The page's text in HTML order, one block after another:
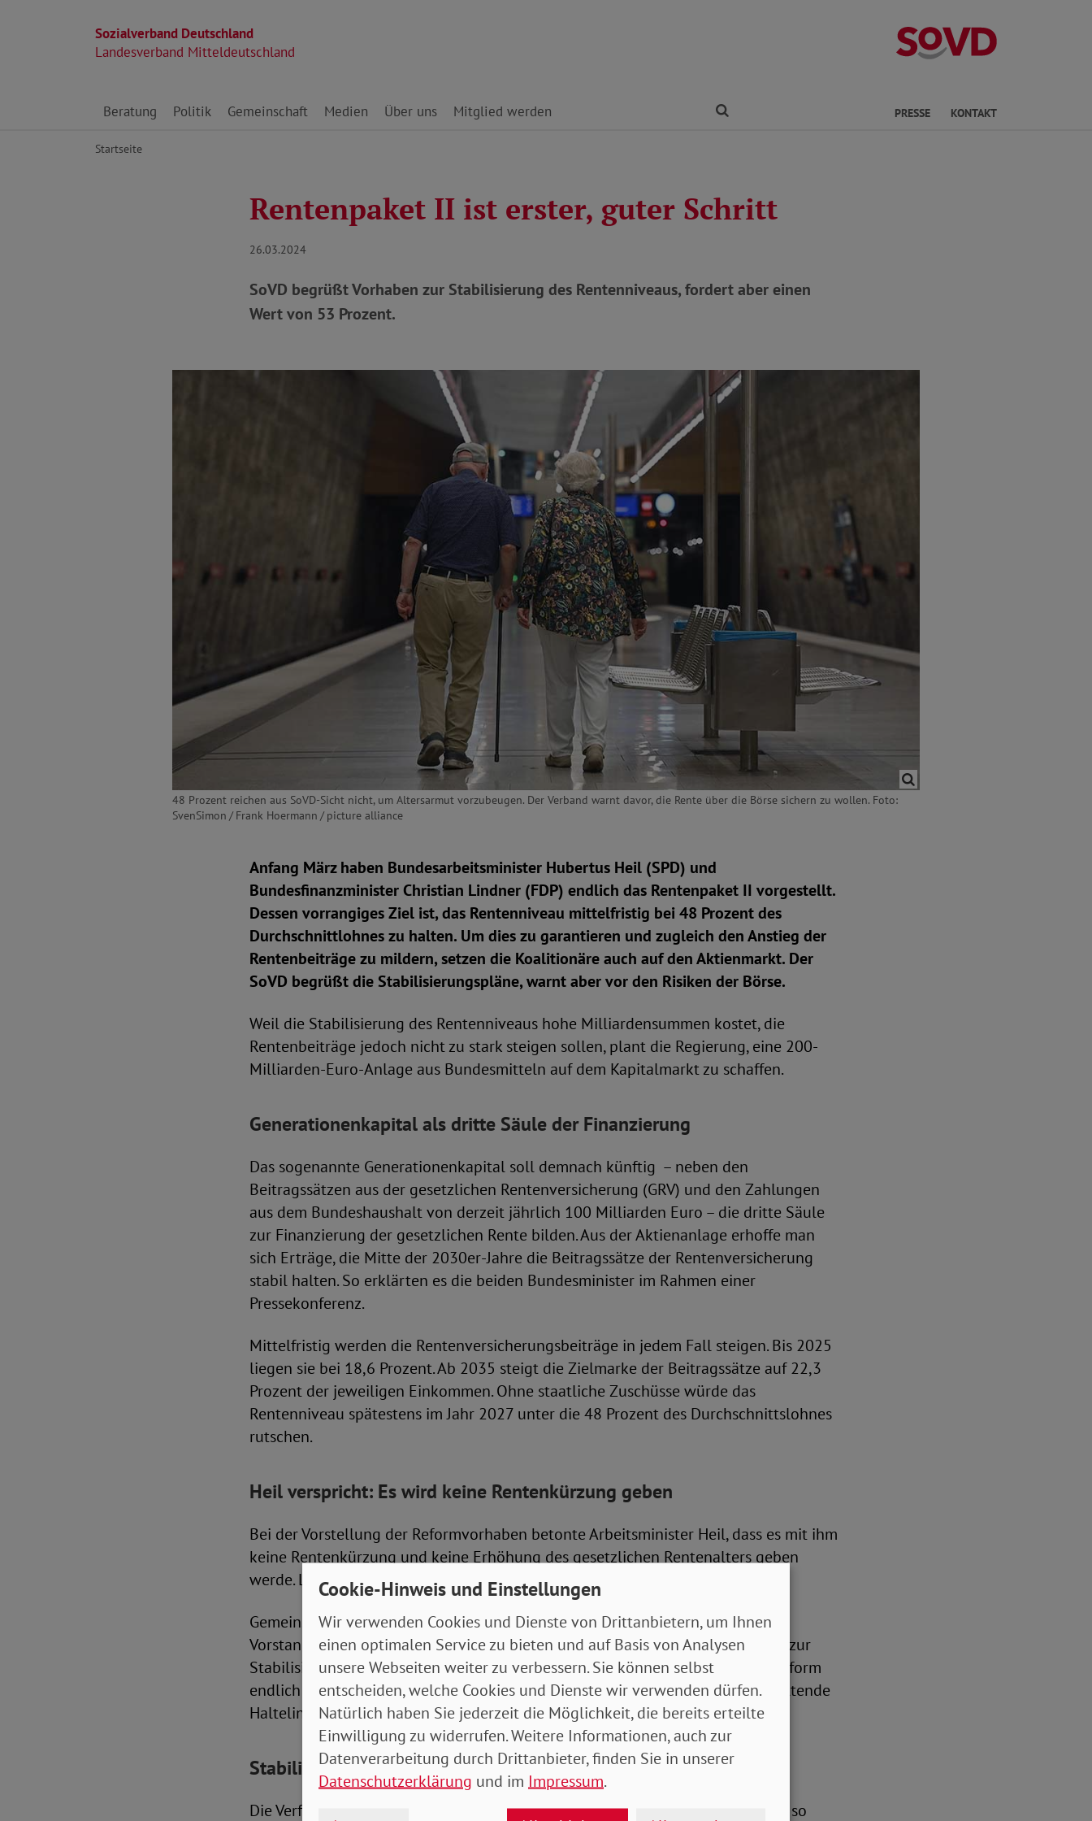
Sozialverband Deutschland
Landesverband Mitteldeutschland
Direkt zu den Inhalten springen
Beratung Politik Gemeinschaft Medien Über uns Mitglied werden PRESSE KONTAKT
Startseite
Rentenpaket II ist erster, guter Schritt
26.03.2024
SoVD begrüßt Vorhaben zur Stabilisierung des Rentenniveaus, fordert aber einen
Wert von 53 Prozent.
48 Prozent reichen aus SoVD-Sicht nicht, um Altersarmut vorzubeugen. Der Verband warnt davor, die Rente über die Börse sichern zu wollen. Foto:
SvenSimon / Frank Hoermann / picture alliance
Anfang März haben Bundesarbeitsminister Hubertus Heil (SPD) und
Bundesfinanzminister Christian Lindner (FDP) endlich das Rentenpaket II vorgestellt.
Dessen vorrangiges Ziel ist, das Rentenniveau mittelfristig bei 48 Prozent des
Durchschnittlohnes zu halten. Um dies zu garantieren und zugleich den Anstieg der
Rentenbeiträge zu mildern, setzen die Koalitionäre auch auf den Aktienmarkt. Der
SoVD begrüßt die Stabilisierungspläne, warnt aber vor den Risiken der Börse.
Weil die Stabilisierung des Rentenniveaus hohe Milliardensummen kostet, die
Rentenbeiträge jedoch nicht zu stark steigen sollen, plant die Regierung, eine 200-
Milliarden-Euro-Anlage aus Bundesmitteln auf dem Kapitalmarkt zu schaffen.
Generationenkapital als dritte Säule der Finanzierung
Das sogenannte Generationenkapital soll demnach künftig – neben den
Beitragssätzen aus der gesetzlichen Rentenversicherung (GRV) und den Zahlungen
aus dem Bundeshaushalt von derzeit jährlich 100 Milliarden Euro – die dritte Säule
zur Finanzierung der gesetzlichen Rente bilden. Aus der Aktienanlage erhoffe man
sich Erträge, die Mitte der 2030er-Jahre die Beitragssätze der Rentenversicherung
stabil halten. So erklärten es die beiden Bundesminister im Rahmen einer
Pressekonferenz.
Mittelfristig werden die Rentenversicherungsbeiträge in jedem Fall steigen. Bis 2025
liegen sie bei 18,6 Prozent. Ab 2035 steigt die Zielmarke der Beitragssätze auf 22,3
Prozent der jeweiligen Einkommen. Ohne staatliche Zuschüsse würde das
Rentenniveau spätestens im Jahr 2027 unter die 48 Prozent des Durchschnittslohnes
rutschen.
Heil verspricht: Es wird keine Rentenkürzung geben
Bei der Vorstellung der Reformvorhaben betonte Arbeitsminister Heil, dass es mit ihm
keine Rentenkürzung und keine Erhöhung des gesetzlichen Rentenalters geben
werde. Letztere käme einer Kürzung gleich.
Gemeinsam mit anderen Organisationen und Verbänden begrüßte die SoVD-
Vorstandsvorsitzende Michaela Engelmeier den nun in Form gegossenen Plan zur
Stabilisierung des Rentenniveaus. „Es ist gut, dass das Warten auf die Rentenreform
endlich ein Ende hat“, betonte sie. Und: „Das war höchste Zeit, da die bisher geltende
Haltelinie Ende 2025 ausgelaufen wäre.“
Stabilisierung der Haltelinie verhindert ein Abrutschen
Die Verfestigung des Rentenniveaus bei 48 Prozent sei ein erster, guter Schritt, so
Cookie-Hinweis und Einstellungen
Wir verwenden Cookies und Dienste von Drittanbietern, um Ihnen
einen optimalen Service zu bieten und auf Basis von Analysen
unsere Webseiten weiter zu verbessern. Sie können selbst
entscheiden, welche Cookies und Dienste wir verwenden dürfen.
Natürlich haben Sie jederzeit die Möglichkeit, die bereits erteilte
Einwilligung zu widerrufen. Weitere Informationen, auch zur
Datenverarbeitung durch Drittanbieter, finden Sie in unserer
Datenschutzerklärung und im Impressum.